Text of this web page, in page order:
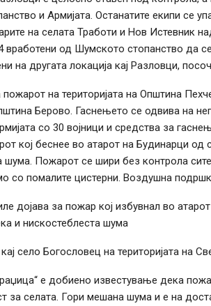
и Армијата. Останатите екипи се
на селата Тработи и Нов Истевник
вработени од Шумското стопанство да
на другата локација кај Разловци,
на територијата на Општина
Берово. Гаснењето се одвива на
со 30 војници и средства за
кој беснее во атарот на Будинарци од
Пожарот се шири без контрола
со помалите цистерни. Воздушна
дојава за пожар кој избувнал во
и нискостеблеста шума
село Богословец на територијата на
е добиено известување дека
за селата. Гори мешана шума и е на